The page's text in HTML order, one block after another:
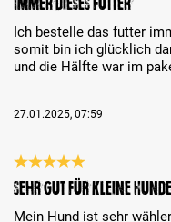
Ich bestelle das futter
somit bin ich glücklich
und die Hälfte war im
27.01.2025, 07:59
Reseña con calificación
Sehr gut für kleine Hunde
Mein Hund ist sehr